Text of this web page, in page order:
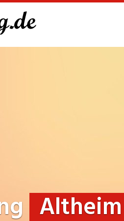
Altheim